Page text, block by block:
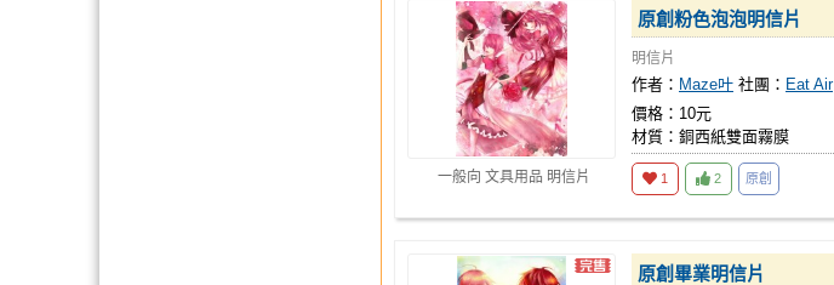
一般向 文具用品 明信片
原創粉色泡泡明信片
明信片
作者： Maze叶 社團： Eat Air
價格：10元
材質：銅西紙雙面霧膜
1 2 原創
原創畢業明信片